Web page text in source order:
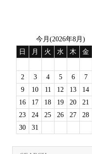
今月(2026年8月)
日
月 火 水 木 金
2
3 4 5 6 7
9
10 11 12 13 14
16
17 18 19 20 21
23
24 25 26 27 28
30
31